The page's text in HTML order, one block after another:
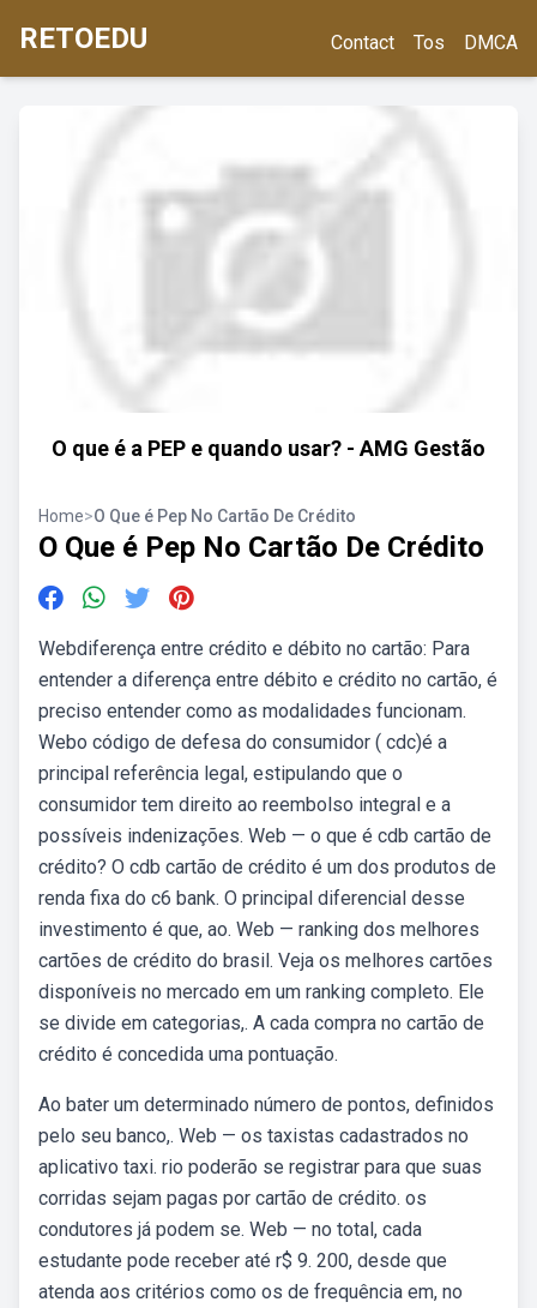
RETOEDU Contact Tos DMCA
O que é a PEP e quando usar? - AMG Gestão
Home>O Que é Pep No Cartão De Crédito
O Que é Pep No Cartão De Crédito
Webdiferença entre crédito e débito no cartão: Para
entender a diferença entre débito e crédito no cartão, é
preciso entender como as modalidades funcionam.
Webo código de defesa do consumidor ( cdc)é a
principal referência legal, estipulando que o
consumidor tem direito ao reembolso integral e a
possíveis indenizações. Web — o que é cdb cartão de
crédito? O cdb cartão de crédito é um dos produtos de
renda fixa do c6 bank. O principal diferencial desse
investimento é que, ao. Web — ranking dos melhores
cartões de crédito do brasil. Veja os melhores cartões
disponíveis no mercado em um ranking completo. Ele
se divide em categorias,. A cada compra no cartão de
crédito é concedida uma pontuação.
Ao bater um determinado número de pontos, definidos
pelo seu banco,. Web — os taxistas cadastrados no
aplicativo taxi. rio poderão se registrar para que suas
corridas sejam pagas por cartão de crédito. os
condutores já podem se. Web — no total, cada
estudante pode receber até r$ 9. 200, desde que
atenda aos critérios como os de frequência em, no